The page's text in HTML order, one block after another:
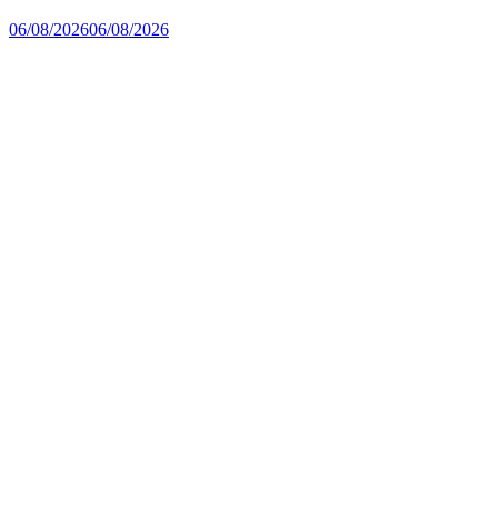
06/08/202606/08/2026